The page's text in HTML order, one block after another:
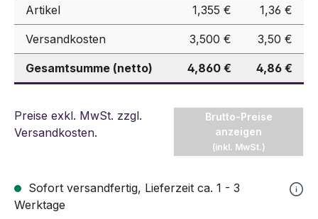
Artikel 1,355 € 1,36 €
Versandkosten 3,500 € 3,50 €
Gesamtsumme (netto) 4,860 € 4,86 €
Preise exkl. MwSt. zzgl.
Versandkosten.
Brutto-Preise
anzeigen
(inkl. MwSt.)
Sofort versandfertig, Lieferzeit ca. 1 - 3
Werktage